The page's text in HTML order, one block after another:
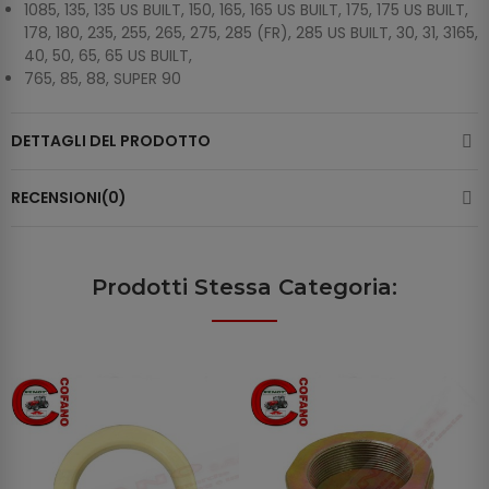
1085, 135, 135 US BUILT, 150, 165, 165 US BUILT, 175, 175 US BUILT,
178, 180, 235, 255, 265, 275, 285 (FR), 285 US BUILT, 30, 31, 3165,
40, 50, 65, 65 US BUILT,
765, 85, 88, SUPER 90
DETTAGLI DEL PRODOTTO
RECENSIONI(0)
Prodotti Stessa Categoria: